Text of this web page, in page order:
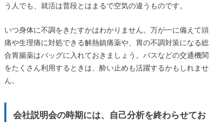
う人でも、就活は普段とはまるで空気の違うものです。
いつ身体に不調をきたすかはわかりません。万が一に備えて頭
痛や生理痛に対処できる解熱鎮痛薬や、胃の不調対策になる総
合胃腸薬はバッグに入れておきましょう。バスなどの交通機関
をたくさん利用するときは、酔い止めも活躍するかもしれませ
ん。
会社説明会の時期には、自己分析を終わらせてお